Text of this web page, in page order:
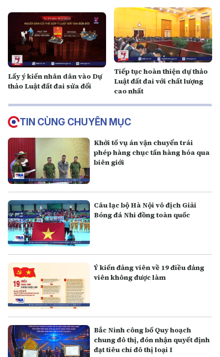
Lấy ý kiến nhân dân vào Dự
thảo Luật đất đai sửa đổi
Tiếp tục hoàn thiện dự thảo
Luật đất đai với chất lượng
cao nhất
TIN CÙNG CHUYÊN MỤC
Khởi tố vụ án vận chuyển trái
phép hàng chục tấn hàng hóa qua
biên giới
Câu lạc bộ Hà Nội vô địch Giải
Bóng đá Nhi đồng toàn quốc
Ý kiến đảng viên về 19 điều đảng
viên không được làm
Bắc Ninh công bố Quy hoạch
chung đô thị, đón nhận quyết định
đạt tiêu chí đô thị loại I